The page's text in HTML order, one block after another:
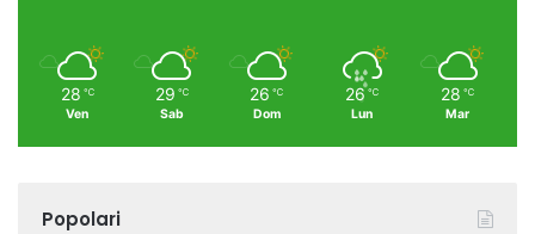
28 ℃
Ven
29 ℃
Sab
26 ℃
Dom
26 ℃
Lun
28 ℃
Mar
Popolari